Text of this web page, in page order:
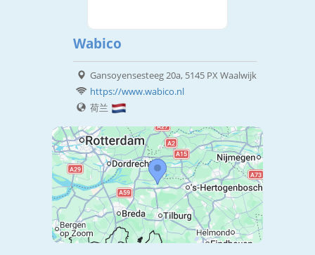
Wabico
Gansoyensesteeg 20a, 5145 PX Waalwijk
https://www.wabico.nl
荷兰